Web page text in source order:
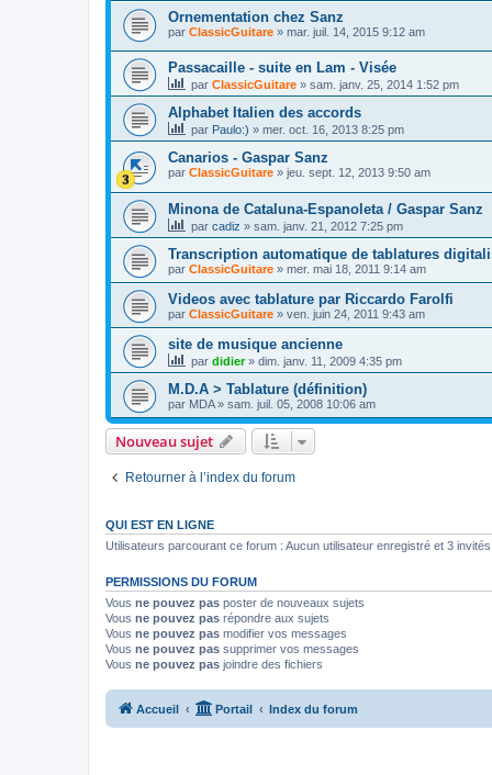
Ornementation chez Sanz
par ClassicGuitare » mar. juil. 14, 2015 9:12 am
Passacaille - suite en Lam - Visée
par ClassicGuitare » sam. janv. 25, 2014 1:52 pm
Alphabet Italien des accords
par Paulo:) » mer. oct. 16, 2013 8:25 pm
Canarios - Gaspar Sanz
par ClassicGuitare » jeu. sept. 12, 2013 9:50 am
Minona de Cataluna-Espanoleta / Gaspar Sanz
par cadiz » sam. janv. 21, 2012 7:25 pm
Transcription automatique de tablatures
par ClassicGuitare » mer. mai 18, 2011 9:14 am
Videos avec tablature par Riccardo Farolfi
par ClassicGuitare » ven. juin 24, 2011 9:43 am
site de musique ancienne
par didier» dim. janv. 11, 2009 4:35 pm
M.D.A > Tablature (définition)
par MDA» sam. juil. 05, 2008 10:06 am
Nouveau sujet
Retourner à l’index du forum
QUI EST EN LIGNE
Utilisateurs parcourant ce forum : Aucun utilisateur enregistré et 3 invités
PERMISSIONS DU FORUM
Vous ne pouvez pas poster de nouveaux sujets
Vous ne pouvez pas répondre aux sujets
Vous ne pouvez pas modifier vos messages
Vous ne pouvez pas supprimer vos messages
Vous ne pouvez pas joindre des fichiers
Accueil Portail Index du forum